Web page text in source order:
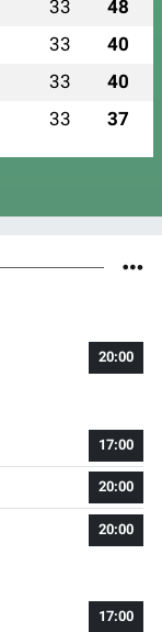
33 48
33 40
33 40
33 37
20:00
17:00
20:00
20:00
17:00